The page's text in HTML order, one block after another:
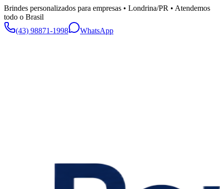
Brindes personalizados para empresas • Londrina/PR • Atendemos
todo o Brasil
(43) 98871-1998
WhatsApp